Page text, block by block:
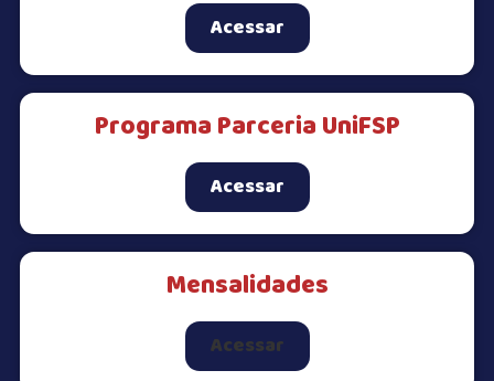
Acessar
Programa Parceria UniFSP
Acessar
Mensalidades
Acessar